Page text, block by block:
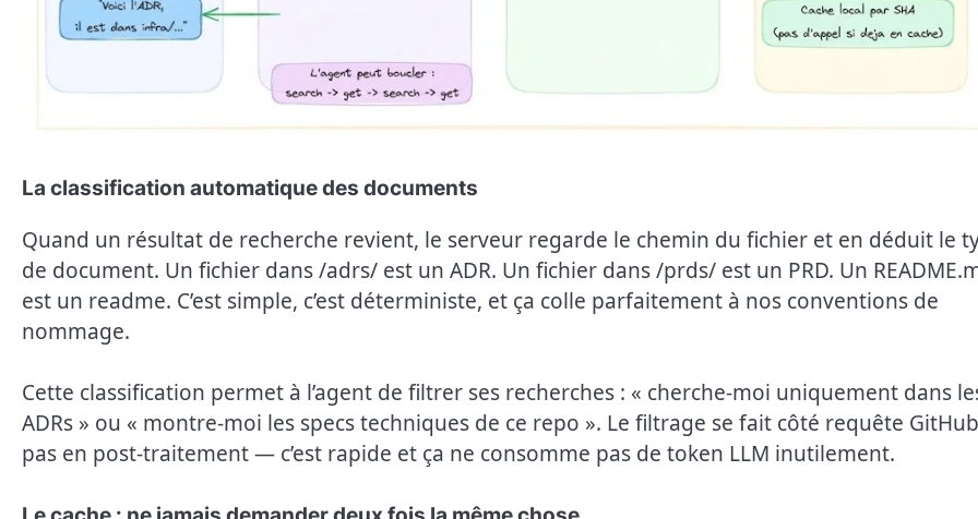
La classification automatique des documents
Quand un résultat de recherche revient, le serveur regarde le chemin du fichier et en déduit le
de document. Un fichier dans /adrs/ est un ADR. Un fichier dans /prds/ est un PRD. Un
est un readme. C’est simple, c’est déterministe, et ça colle parfaitement à nos conventions de
nommage.
Cette classification permet à l’agent de filtrer ses recherches : « cherche-moi uniquement dans
ADRs » ou « montre-moi les specs techniques de ce repo ». Le filtrage se fait côté requête
pas en post-traitement — c’est rapide et ça ne consomme pas de token LLM inutilement.